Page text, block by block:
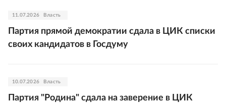
11.07.2026 Власть
Партия прямой демократии сдала в ЦИК списки
своих кандидатов в Госдуму
10.07.2026 Власть
Партия "Родина" сдала на заверение в ЦИК